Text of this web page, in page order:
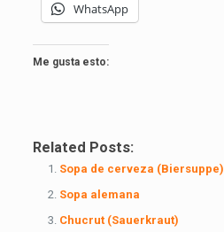
WhatsApp
Me gusta esto:
Related Posts:
Sopa de cerveza (Biersuppe)
Sopa alemana
Chucrut (Sauerkraut)